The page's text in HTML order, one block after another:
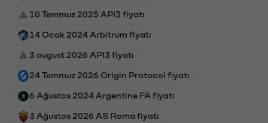
10 Temmuz 2025 API3 fiyatı
14 Ocak 2024 Arbitrum fiyatı
3 august 2026 API3 fiyatı
24 Temmuz 2026 Origin Protocol fiyatı
6 Ağustos 2024 Argentine FA fiyatı
3 Ağustos 2026 AS Roma fiyatı